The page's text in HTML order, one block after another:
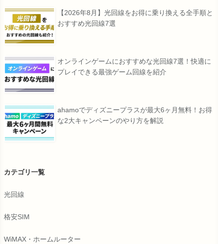
【2026年8月】光回線をお得に乗り換える全手順と
おすすめ光回線7選
オンラインゲームにおすすめな光回線7選！快適に
プレイできる最強ゲーム回線を紹介
ahamoでディズニープラスが最大6ヶ月無料！お得
な2大キャンペーンのやり方を解説
カテゴリ一覧
光回線
格安SIM
WiMAX・ホームルーター